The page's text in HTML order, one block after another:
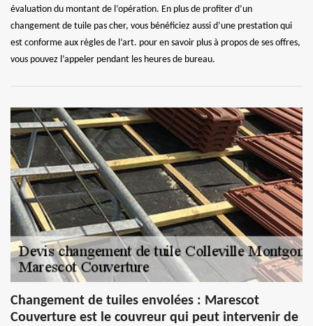
évaluation du montant de l’opération. En plus de profiter d’un
changement de tuile pas cher, vous bénéficiez aussi d’une prestation qui
est conforme aux règles de l’art. pour en savoir plus à propos de ses offres,
vous pouvez l’appeler pendant les heures de bureau.
Changement de tuiles envolées : Marescot
Couverture est le couvreur qui peut intervenir de